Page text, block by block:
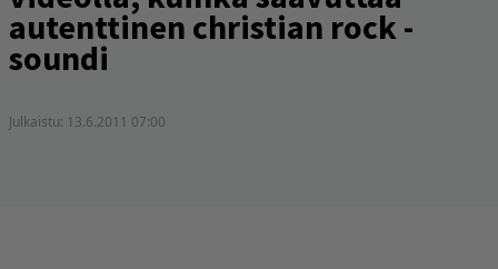
autenttinen christian rock -
soundi
Julkaistu: 13.6.2011 07:00